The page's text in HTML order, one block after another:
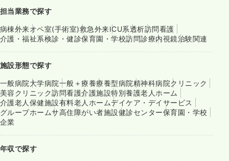
担当業務で探す
病棟外来オペ室(手術室)救急外来ICU系透析訪問看護
介護・福祉系検診・健診保育園・学校訪問診療内視鏡治験関連
施設形態で探す
一般病院大学病院一般＋療養療養型病院精神科病院クリニック
美容クリニック訪問看護介護施設特別養護老人ホーム
介護老人保健施設有料老人ホームデイケア・デイサービス
グループホームサ高住障がい者施設健診センター保育園・学校
企業
年収で探す